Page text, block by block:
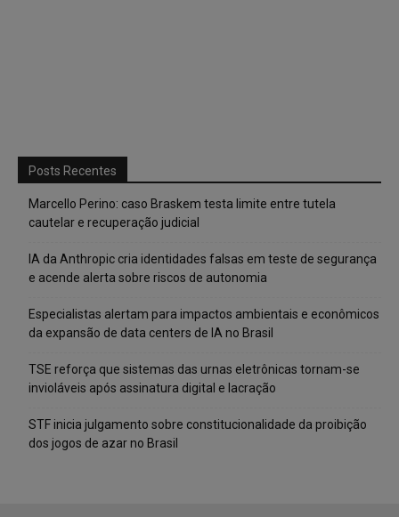
Posts Recentes
Marcello Perino: caso Braskem testa limite entre tutela
cautelar e recuperação judicial
IA da Anthropic cria identidades falsas em teste de segurança
e acende alerta sobre riscos de autonomia
Especialistas alertam para impactos ambientais e econômicos
da expansão de data centers de IA no Brasil
TSE reforça que sistemas das urnas eletrônicas tornam-se
invioláveis após assinatura digital e lacração
STF inicia julgamento sobre constitucionalidade da proibição
dos jogos de azar no Brasil